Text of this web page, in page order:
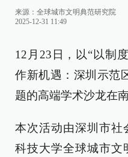
来源： 全球城市文明典范研究院
2025-12-31 11:49
12月23日，以“以制
作新机遇：深圳示范
题的高端学术沙龙在
本次活动由深圳市社
科技大学全球城市文